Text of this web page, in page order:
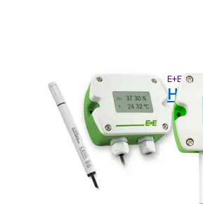
EE210 remote
modellen voor
vochtigheid en
temperatuur
(leverbaar tot
september 2026)
E+E